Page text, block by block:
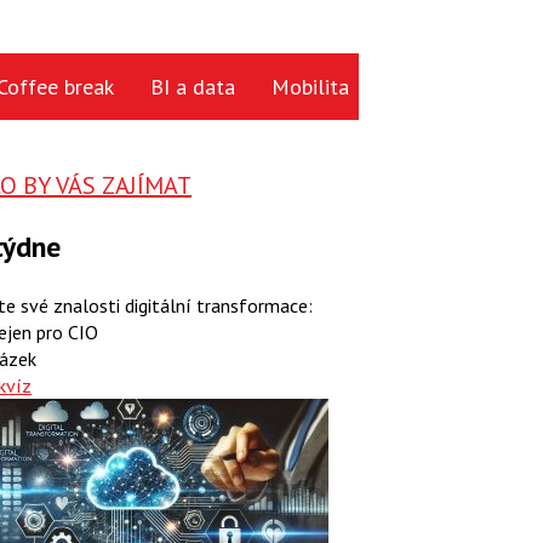
break BI a data Mobilita
BY VÁS ZAJÍMAT
své znalosti digitální transformace:
pro CIO